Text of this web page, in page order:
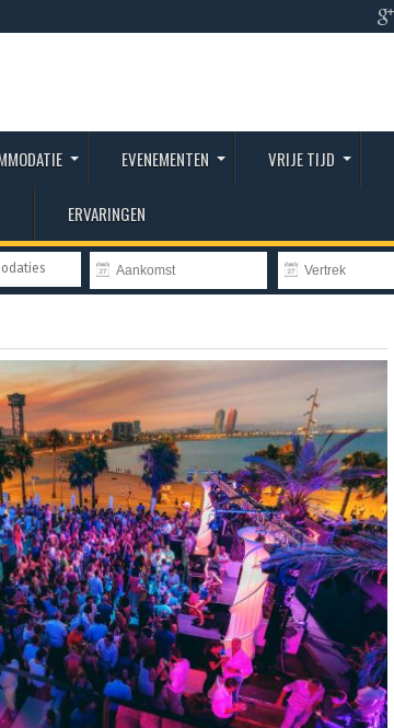
EVENEMENTEN VRIJE TIJD
ERVARINGEN